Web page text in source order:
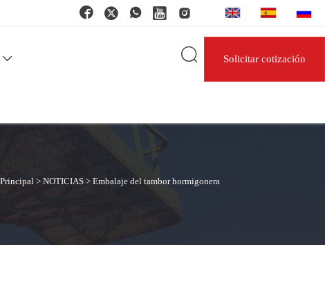
    
  Solicitar cotización
>NOTICIAS >Embalaje del tambor hormigonera